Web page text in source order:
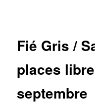
Fié Gris /
places
septembre